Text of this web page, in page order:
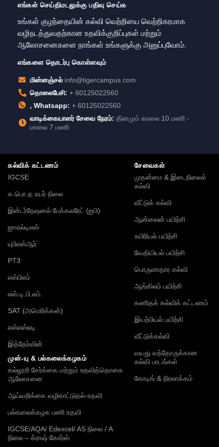
எங்கள் செய்திமடலுக்கு பதிவு செய்க
உங்கள் குழந்தையின் கல்வி வெற்றியை வெற்றிகரமாக
வழிநடத்துவதற்கான உதவிக்குறிப்புகள் மற்றும்
ஆலோசனைகளை நாங்கள் உங்களுக்கு அனுப்புவோம்.
எங்களை தொடர்பு கொள்ளவும்
மின்னஞ்சல் info@tigercampus.com
தொலைபேசி: + 60125022560
, Whatsapp: + 60125022560
வாடிக்கையாளர் சேவை நேரம்: தினமும் காலை 10 மணி -
மாலை 7 மணி
கல்விக் கட்டணம்
IGCSE
க.பொ.த உயர் நிலை
இன்டர்நேஷனல் பேக்கலரேட் (ஐபி)
ஐஈஎல்டிஎஸ்
யுபிஎஸ்ஆர்
PT3
எஸ்பிஎம்
எஸ்.டி.பி.எம்.
SAT (அமெரிக்கன்)
எஸ்எஸ்ஏடி
இத்தேர்வின்
முன்-யு & பல்கலைக்கழகம்
கல்லூரி சேர்க்கை மற்றும் உதவித்தொகை
ஆலோசனை
ஆய்வறிக்கை வழிகாட்டுதல்-உதவி
பல்கலைக்கழக பணி உதவி
IGCSE/AQA/ Edexcel/ AS நிலை / A
நிலை – க்ராஷ் கோர்ஸ்
சேவைகள்
முதன்மை & இடைநிலைக்
கல்வி
வீட்டுக் கல்வி
ஆன்லைன் பயிற்சி
உயிரியல் பயிற்சி
வேதியியல் பயிற்சி
பொருளாதார கல்வி
ஆங்கிலம் பயிற்சி
கணிதக் கல்விக் கட்டணம்
இயற்பியல் பயிற்சி
வீட்டுக்கல்வி
வயது வந்தோருக்கான
கல்வி பாடங்கள்
கோடிங் & நிரலாக்கம்